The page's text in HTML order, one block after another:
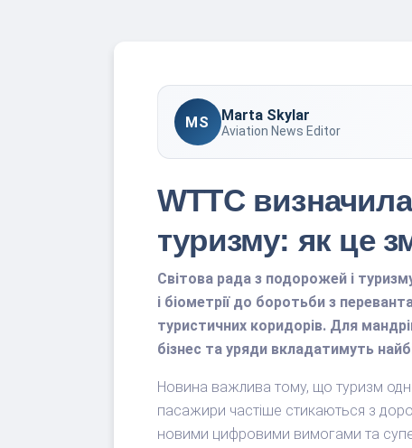
MS Marta Skylar
Aviation News Editor
WTTC
туризму: як це
Світова рада з подорожей і
і біометрії до боротьби з
туристичних коридорів. Для
бізнес та уряди вкладатимуть
Новина важлива тому, що туризм
пасажири частіше стикаються з
новими цифровими вимогами та